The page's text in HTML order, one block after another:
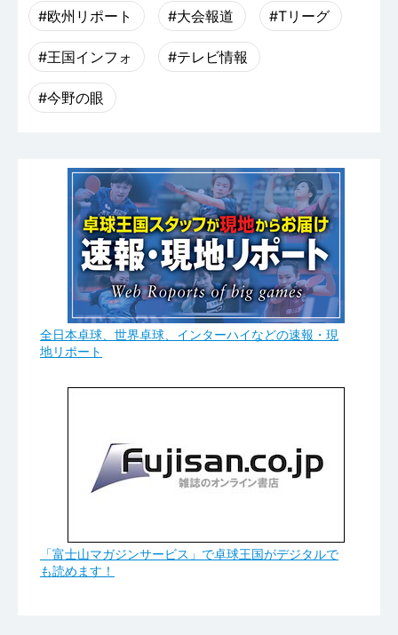
#欧州リポート #大会報道 #Tリーグ
#王国インフォ #テレビ情報
#今野の眼
全日本卓球、世界卓球、インターハイなどの速報・現
地リポート
「富士山マガジンサービス」で卓球王国がデジタルで
も読めます！